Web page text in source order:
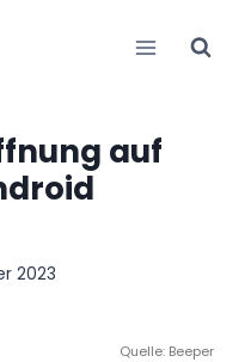
auf
2023
Quelle: Beeper